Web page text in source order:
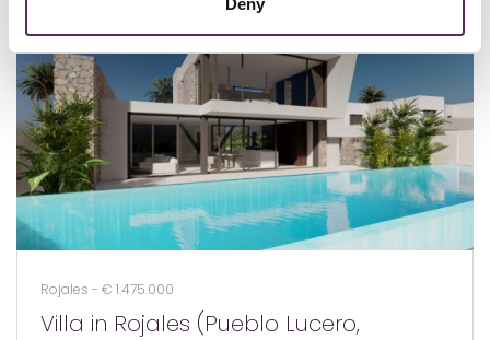
Rojales - € 1.475.000
Villa in Rojales (Pueblo Lucero,